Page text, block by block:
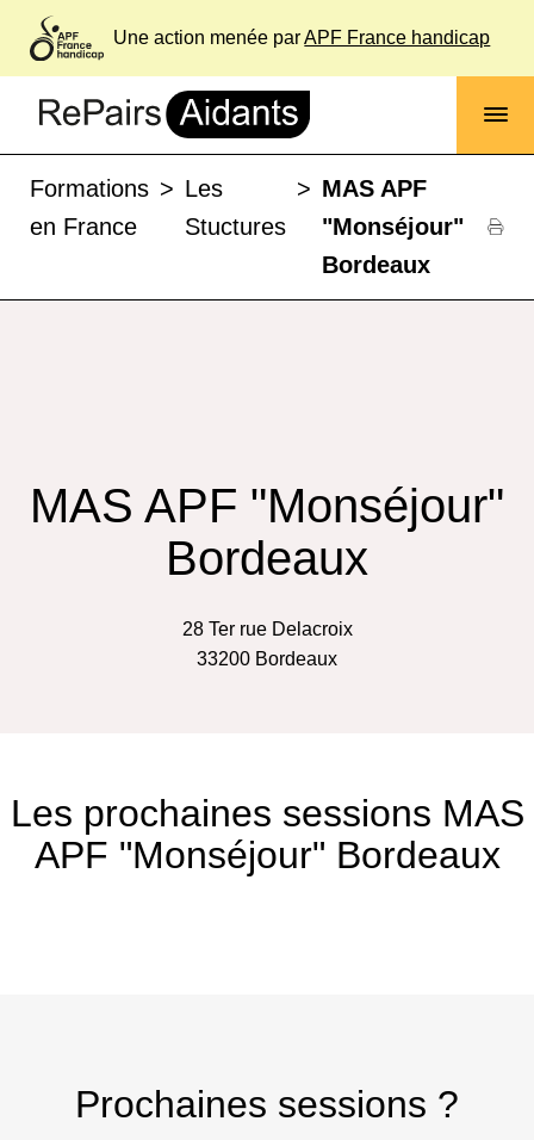
Une action menée parAPF France handicap
Formations
en France
> Les
Stuctures
> MAS APF
"Monséjour"
Bordeaux
MAS APF "Monséjour"
Bordeaux
28 Ter rue Delacroix
33200 Bordeaux
Les prochaines sessions MAS
APF "Monséjour" Bordeaux
Prochaines sessions ?